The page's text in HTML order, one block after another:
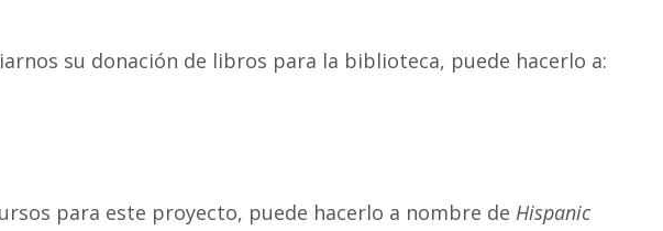
su donación de libros para la biblioteca, puede hacerlo a:
para este proyecto, puede hacerlo a nombre de Hispanic